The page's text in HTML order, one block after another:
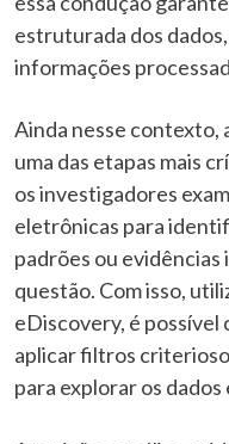
estruturada dos
informações
Ainda nesse contexto,
uma das etapas mais
os investigadores
eletrônicas para
padrões ou evidências
questão. Com isso,
eDiscovery, é possível
aplicar filtros
para explorar os dados